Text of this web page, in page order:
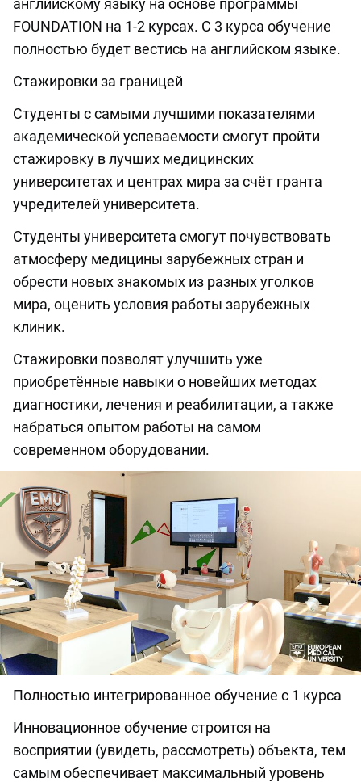
FOUNDATION на 1-2 курсах. С 3 курса обучение
полностью будет вестись на английском языке.
Стажировки за границей
Студенты с самыми лучшими показателями
академической успеваемости смогут пройти
стажировку в лучших медицинских
университетах и центрах мира за счёт гранта
учредителей университета.
Студенты университета смогут почувствовать
атмосферу медицины зарубежных стран и
обрести новых знакомых из разных уголков
мира, оценить условия работы зарубежных
клиник.
Стажировки позволят улучшить уже
приобретённые навыки о новейших методах
диагностики, лечения и реабилитации, а также
набраться опытом работы на самом
современном оборудовании.
Полностью интегрированное обучение с 1 курса
Инновационное обучение строится на
восприятии (увидеть, рассмотреть) объекта, тем
самым обеспечивает максимальный уровень